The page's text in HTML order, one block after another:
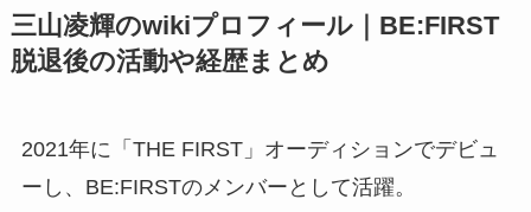
三山凌輝のwikiプロフィール｜BE:FIRST
脱退後の活動や経歴まとめ
2021年に「THE FIRST」オーディションでデビュ
ーし、BE:FIRSTのメンバーとして活躍。